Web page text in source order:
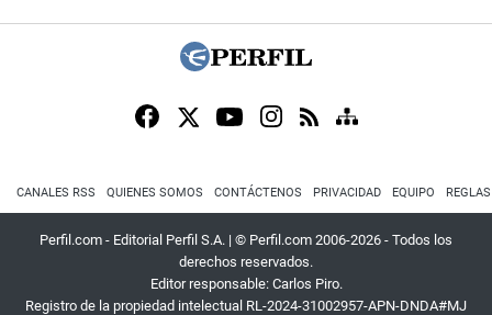
CANALES RSS QUIENES SOMOS CONTÁCTENOS PRIVACIDAD EQUIPO
Perfil.com - Editorial Perfil S.A. | © Perfil.com 2006-2026 - Todos los
derechos reservados.
Editor responsable: Carlos Piro.
Registro de la propiedad intelectual RL-2024-31002957-APN-DNDA#MJ